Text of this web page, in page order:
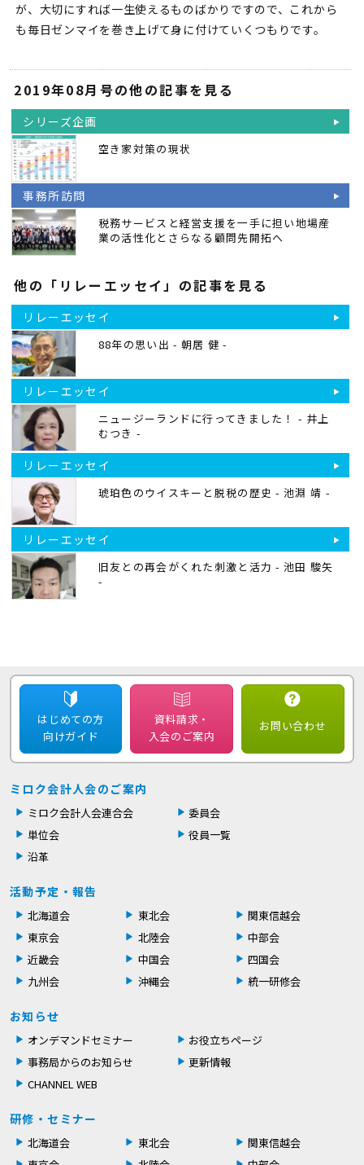
が、大切にすれば一生使えるものばかりですので、これから
も毎日ゼンマイを巻き上げて身に付けていくつもりです。
2019年08月号の他の記事を見る
シリーズ企画
空き家対策の現状
事務所訪問
税務サービスと経営支援を一手に担い地場産
業の活性化とさらなる顧問先開拓へ
他の「リレーエッセイ」の記事を見る
リレーエッセイ
88年の思い出 - 朝居 健 -
リレーエッセイ
ニュージーランドに行ってきました！ - 井上
むつき -
リレーエッセイ
琥珀色のウイスキーと脱税の歴史 - 池淵 靖 -
リレーエッセイ
旧友との再会がくれた刺激と活力 - 池田 駿矢
-
はじめての方
向けガイド
資料請求・
入会のご案内
お問い合わせ
ミロク会計人会のご案内
ミロク会計人会連合会
委員会
単位会
役員一覧
沿革
活動予定・報告
北海道会 東北会
関東信越会
東京会
北陸会
中部会
近畿会
中国会
四国会
九州会
沖縄会 統一研修会
お知らせ
オンデマンドセミナー
お役立ちページ
事務局からのお知らせ
更新情報
CHANNEL WEB
研修・セミナー
北海道会 東北会
関東信越会